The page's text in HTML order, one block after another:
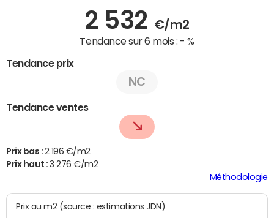
2 532 €/m2
Tendance sur 6 mois : - %
Tendance prix
NC
Tendance ventes
Prix bas : 2 196 €/m2
Prix haut :3 276 €/m2
Méthodologie
Prix au m2 (source : estimations JDN)